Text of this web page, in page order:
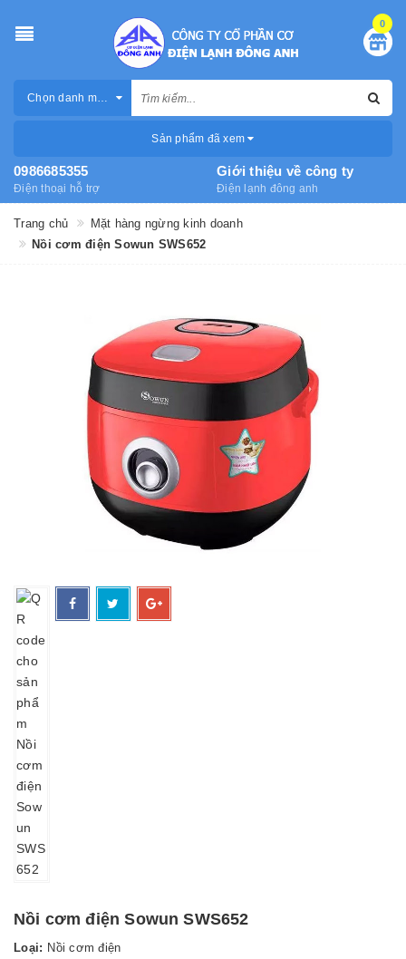
0
Chọn danh mục
Sản phẩm đã xem
0986685355
Điện thoại hỗ trợ
Giới thiệu về công ty
Điện lạnh đông anh
Trang chủ
Mặt hàng ngừng kinh doanh
Nồi cơm điện Sowun SWS652
Nồi cơm điện Sowun SWS652
Loại: Nồi cơm điện